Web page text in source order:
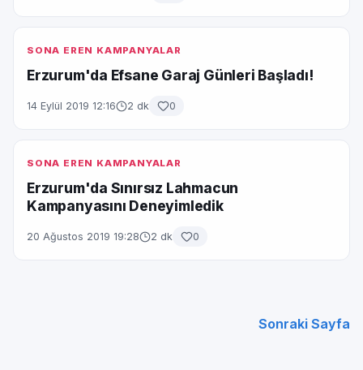
SONA EREN KAMPANYALAR
Erzurum'da Efsane Garaj Günleri Başladı!
14 Eylül 2019 12:16 2 dk 0
SONA EREN KAMPANYALAR
Erzurum'da Sınırsız Lahmacun
Kampanyasını Deneyimledik
20 Ağustos 2019 19:28 2 dk 0
Sonraki Sayfa